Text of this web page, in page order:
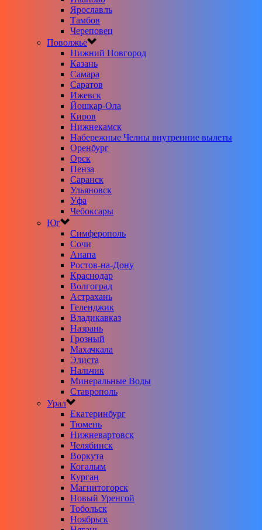
Ярославль
Тамбов
Череповец
Поволжье
Нижний Новгород
Казань
Самара
Саратов
Ижевск
Йошкар-Ола
Киров
Нижнекамск
Набережные Челны внутренние вылеты
Оренбург
Орск
Пенза
Саранск
Ульяновск
Уфа
Чебоксары
Юг
Симферополь
Сочи
Анапа
Ростов-на-Дону
Краснодар
Волгоград
Астрахань
Геленджик
Владикавказ
Назрань
Грозный
Махачкала
Элиста
Нальчик
Минеральные Воды
Ставрополь
Урал
Екатеринбург
Тюмень
Нижневартовск
Челябинск
Воркута
Когалым
Курган
Магнитогорск
Новый Уренгой
Тобольск
Ноябрьск